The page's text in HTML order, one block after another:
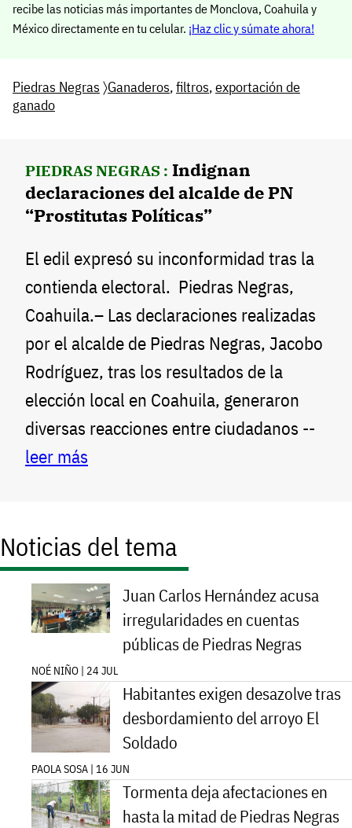
recibe las noticias más importantes de Monclova, Coahuila y
México directamente en tu celular. ¡Haz clic y súmate ahora!
Piedras Negras 〉Ganaderos,filtros,exportación de
ganado
PIEDRAS NEGRAS : Indignan
declaraciones del alcalde de PN
“Prostitutas Políticas”
El edil expresó su inconformidad tras la
contienda electoral. Piedras Negras,
Coahuila.– Las declaraciones realizadas
por el alcalde de Piedras Negras, Jacobo
Rodríguez, tras los resultados de la
elección local en Coahuila, generaron
diversas reacciones entre ciudadanos --
leer más
Noticias del tema
Juan Carlos Hernández acusa
irregularidades en cuentas
públicas de Piedras Negras
NOÉ NIÑO | 24 JUL
Habitantes exigen desazolve tras
desbordamiento del arroyo El
Soldado
PAOLA SOSA | 16 JUN
Tormenta deja afectaciones en
hasta la mitad de Piedras Negras